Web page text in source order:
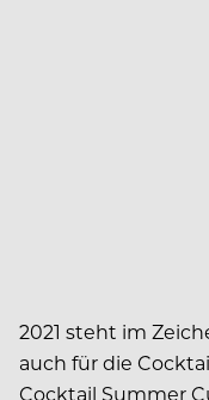
2021 steht im
auch für die
Cocktail Summer